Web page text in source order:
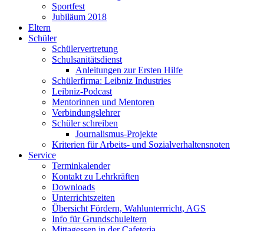
Sportfest
Jubiläum 2018
Eltern
Schüler
Schülervertretung
Schulsanitätsdienst
Anleitungen zur Ersten Hilfe
Schülerfirma: Leibniz Industries
Leibniz-Podcast
Mentorinnen und Mentoren
Verbindungslehrer
Schüler schreiben
Journalismus-Projekte
Kriterien für Arbeits- und Sozialverhaltensnoten
Service
Terminkalender
Kontakt zu Lehrkräften
Downloads
Unterrichtszeiten
Übersicht Fördern, Wahlunterrricht, AGS
Info für Grundschuleltern